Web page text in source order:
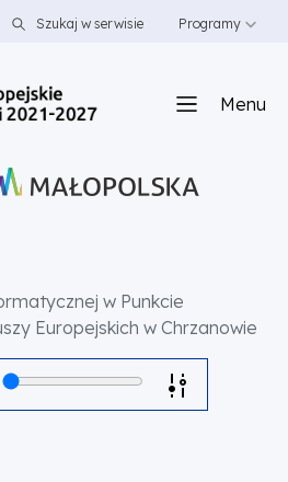
Szukaj w serwisie Programy
Menu
w Punkcie
Europejskich w Chrzanowie